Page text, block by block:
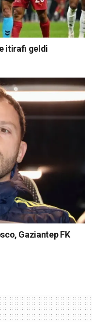
itirafı geldi
Gaziantep FK